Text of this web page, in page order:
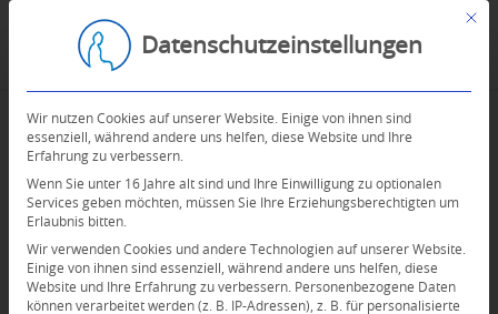
Mit
Datenschutzeinstellungen
Wir nutzen Cookies auf unserer Website. Einige von ihnen sind
essenziell, während andere uns helfen, diese Website und Ihre
Erfahrung zu verbessern.
Wenn Sie unter 16 Jahre alt sind und Ihre Einwilligung zu optionalen
Services geben möchten, müssen Sie Ihre Erziehungsberechtigten um
Erlaubnis bitten.
Wir verwenden Cookies und andere Technologien auf unserer Website.
Einige von ihnen sind essenziell, während andere uns helfen, diese
Website und Ihre Erfahrung zu verbessern.
Personenbezogene Daten
können verarbeitet werden (z. B. IP-Adressen), z. B. für personalisierte